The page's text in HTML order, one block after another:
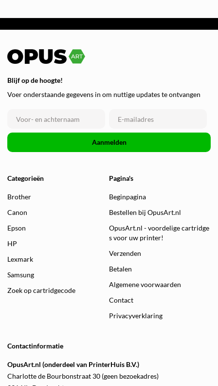
Blijf op de hoogte!
Voer onderstaande gegevens in om nuttige updates te ontvangen
Aanmelden
Categorieën
Brother
Canon
Epson
HP
Lexmark
Samsung
Zoek op cartridgecode
Pagina's
Beginpagina
Bestellen bij OpusArt.nl
OpusArt.nl - voordelige cartridge
s voor uw printer!
Verzenden
Betalen
Algemene voorwaarden
Contact
Privacyverklaring
Contactinformatie
OpusArt.nl (onderdeel van PrinterHuis B.V.)
Charlotte de Bourbonstraat 30 (geen bezoekadres)